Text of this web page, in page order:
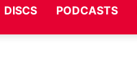
DISCS PODCASTS